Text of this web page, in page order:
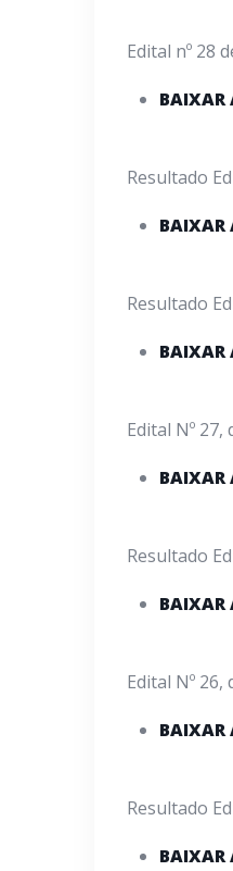
Edital nº 28
BAIXAR
Resultado
BAIXAR
Resultado
BAIXAR
Edital Nº 27,
BAIXAR
Resultado
BAIXAR
Edital Nº 26,
BAIXAR
Resultado
BAIXAR